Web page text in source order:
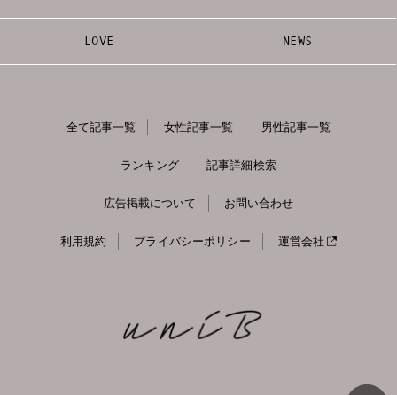
LOVE NEWS
全て記事一覧 女性記事一覧 男性記事一覧
ランキング 記事詳細検索
広告掲載について お問い合わせ
利用規約 プライバシーポリシー 運営会社